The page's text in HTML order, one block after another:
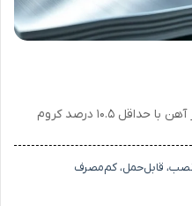
ورق استیل یا فولاد ضد زنگ، آلیاژی از آهن با حداقل ۱۰.۵ درصد کروم